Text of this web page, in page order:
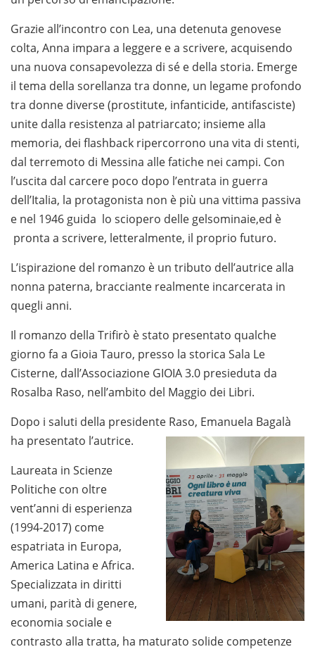
Grazie all’incontro con Lea, una detenuta genovese
colta, Anna impara a leggere e a scrivere, acquisendo
una nuova consapevolezza di sé e della storia. Emerge
il tema della sorellanza tra donne, un legame profondo
tra donne diverse (prostitute, infanticide, antifasciste)
unite dalla resistenza al patriarcato; insieme alla
memoria, dei flashback ripercorrono una vita di stenti,
dal terremoto di Messina alle fatiche nei campi. Con
l’uscita dal carcere poco dopo l’entrata in guerra
dell’Italia, la protagonista non è più una vittima passiva
e nel 1946 guida lo sciopero delle gelsominaie,ed è
pronta a scrivere, letteralmente, il proprio futuro.
L’ispirazione del romanzo è un tributo dell’autrice alla
nonna paterna, bracciante realmente incarcerata in
quegli anni.
Il romanzo della Trifirò è stato presentato qualche
giorno fa a Gioia Tauro, presso la storica Sala Le
Cisterne, dall’Associazione GIOIA 3.0 presieduta da
Rosalba Raso, nell’ambito del Maggio dei Libri.
Dopo i saluti della presidente Raso, Emanuela Bagalà
ha presentato l’autrice.
Laureata in Scienze
Politiche con oltre
vent’anni di esperienza
(1994-2017) come
espatriata in Europa,
America Latina e Africa.
Specializzata in diritti
umani, parità di genere,
economia sociale e
contrasto alla tratta, ha maturato solide competenze